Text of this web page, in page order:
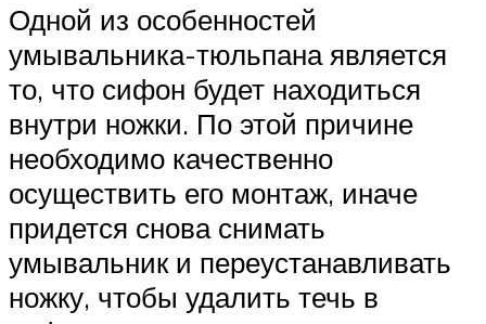
Одной из особенностей
умывальника-тюльпана является
то, что сифон будет находиться
внутри ножки. По этой причине
необходимо качественно
осуществить его монтаж, иначе
придется снова снимать
умывальник и переустанавливать
ножку, чтобы удалить течь в